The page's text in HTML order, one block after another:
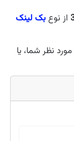
از نوعبک لینک
مورد نظر شما، یا